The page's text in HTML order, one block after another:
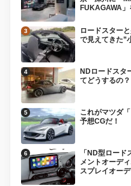
FUKAGAWA」
ロードスター
で見えてきた”
NDロードスタ
てどうするの？
これがマツダ
予想CGだ！
「ND型ロー
メントオーデ
スプレイオー